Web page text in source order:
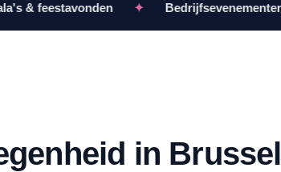
& feestavonden ✦ Bedrijfsevenementen
in Brussel